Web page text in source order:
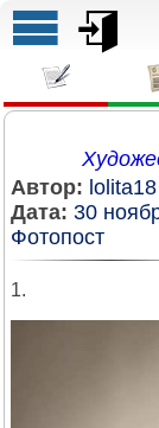
Автор: lolita18
Дата: 30
Фотопост
1.